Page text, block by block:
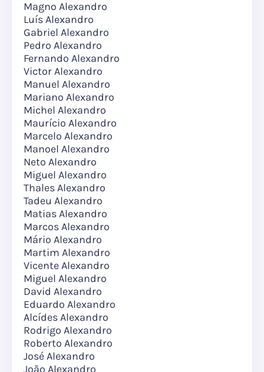
Magno Alexandro
Luís Alexandro
Gabriel Alexandro
Pedro Alexandro
Fernando Alexandro
Victor Alexandro
Manuel Alexandro
Mariano Alexandro
Michel Alexandro
Maurício Alexandro
Marcelo Alexandro
Manoel Alexandro
Neto Alexandro
Miguel Alexandro
Thales Alexandro
Tadeu Alexandro
Matias Alexandro
Marcos Alexandro
Mário Alexandro
Martim Alexandro
Vicente Alexandro
Miguel Alexandro
David Alexandro
Eduardo Alexandro
Alcídes Alexandro
Rodrigo Alexandro
Roberto Alexandro
José Alexandro
João Alexandro